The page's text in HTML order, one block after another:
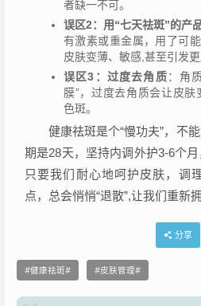
者缺一不可。
误区2：用“七天祛斑”的产
有激素或重金属，用了可
皮肤变薄、敏感,甚至引发更
误区3：过度去角质：角
膜”，过度去角质会让皮
色斑。
健康祛斑是个“慢功夫”，不
期是28天，坚持内调外护3-6个月
只要我们耐心地呵护皮肤，调
点，总会悄悄“退散”,让我们重新
分享
健康祛斑 皮肤管理